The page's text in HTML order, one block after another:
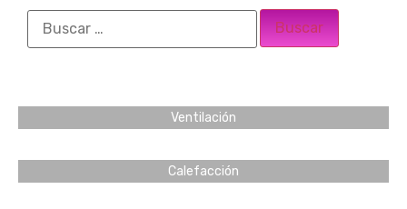
Ventilación
Calefacción